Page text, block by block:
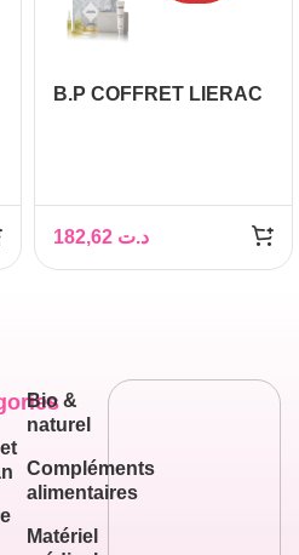
B.P COFFRET LIERAC
د.ت
Bio &
naturel
Compléments
alimentaires
Matériel